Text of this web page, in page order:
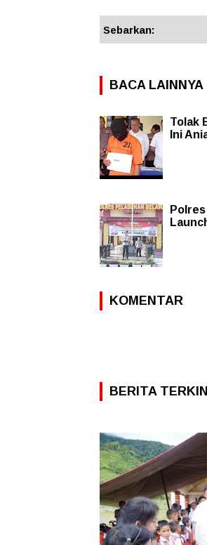
Sebarkan:
BACA LAINNYA
Tolak
Ini
KOMENTAR
BERITA